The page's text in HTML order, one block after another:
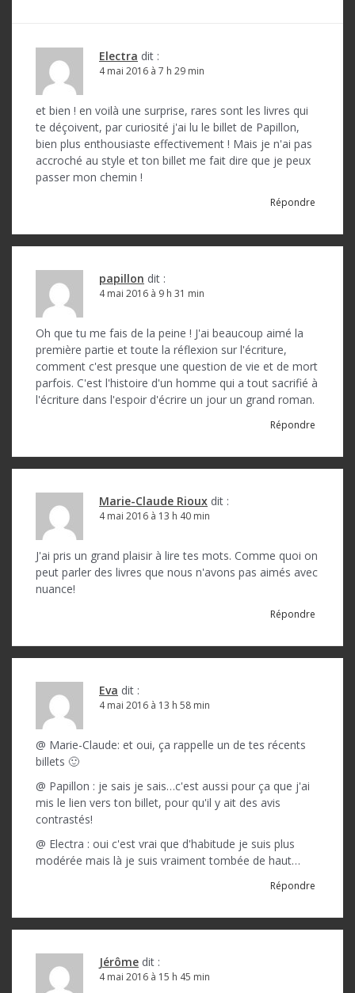
r
Electra dit :
4 mai 2016 à 7 h 29 min
et bien ! en voilà une surprise, rares sont les livres qui
te déçoivent, par curiosité j'ai lu le billet de Papillon,
bien plus enthousiaste effectivement ! Mais je n'ai pas
accroché au style et ton billet me fait dire que je peux
passer mon chemin !
Répondre
papillon dit :
4 mai 2016 à 9 h 31 min
Oh que tu me fais de la peine ! J'ai beaucoup aimé la
première partie et toute la réflexion sur l'écriture,
comment c'est presque une question de vie et de mort
parfois. C'est l'histoire d'un homme qui a tout sacrifié à
l'écriture dans l'espoir d'écrire un jour un grand roman.
Répondre
Marie-Claude Rioux dit :
4 mai 2016 à 13 h 40 min
J'ai pris un grand plaisir à lire tes mots. Comme quoi on
peut parler des livres que nous n'avons pas aimés avec
nuance!
Répondre
Eva dit :
4 mai 2016 à 13 h 58 min
@ Marie-Claude: et oui, ça rappelle un de tes récents
billets 🙂
@ Papillon : je sais je sais…c'est aussi pour ça que j'ai
mis le lien vers ton billet, pour qu'il y ait des avis
contrastés!
@ Electra : oui c'est vrai que d'habitude je suis plus
modérée mais là je suis vraiment tombée de haut…
Répondre
Jérôme dit :
4 mai 2016 à 15 h 45 min